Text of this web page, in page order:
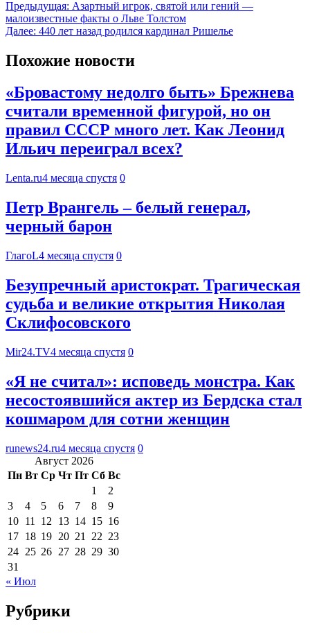
Предыдущая: Азартный игрок, святой или гений —
малоизвестные факты о Льве Толстом
Далее: 440 лет назад родился кардинал Ришелье
Похожие новости
«Бровастому недолго быть» Брежнева
считали временной фигурой, но он
правил СССР много лет. Как Леонид
Ильич переиграл всех?
Lenta.ru4 месяца спустя 0
Петр Врангель – белый генерал,
черный барон
ГлагоL4 месяца спустя 0
Безупречный аристократ. Трагическая
судьба и великие открытия Николая
Склифосовского
Mir24.TV4 месяца спустя 0
«Я не считал»: исповедь монстра. Как
несостоявшийся актер из Бердска стал
кошмаром для сотни женщин
runews24.ru4 месяца спустя 0
Август 2026
Пн Вт Ср Чт Пт Сб Вс
1
2
3
4 5 6 7 8
9
10 11 12 13 14 15 16
17 18 19 20 21 22 23
24 25 26 27 28 29 30
31
« Июл
Рубрики